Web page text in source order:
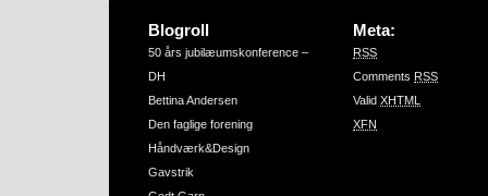
Blogroll
50 års jubilæumskonference –
DH
Bettina Andersen
Den faglige forening
Håndværk&Design
Gavstrik
Meta:
RSS
Comments RSS
Valid XHTML
XFN